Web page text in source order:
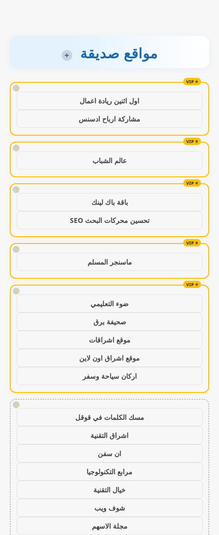
مواقع صديقة +
!
اول اثنين ريادة اعمال
مشاركة ارباح ادسنس
!
عالم الشباب
!
باقة باك لينك
تحسين محركات البحث SEO
!
ماسنجر المسلم
!
ضوء التعليمي
صحيفة برق
موقع اشراقات
موقع اشراق اون لاين
اركان سياحة وسفر
!
مسك الكلمات في قوقل
اشراق التقنية
ان سفن
مرابع التكنولوجيا
خيال التقنية
شوف ويب
مجلة الاسهم